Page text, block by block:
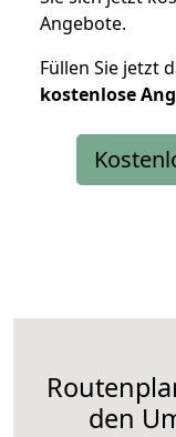
Angebote.
Füllen Sie jetzt
kostenlose
den